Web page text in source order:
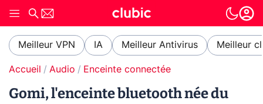
Meilleur VPN IA Meilleur Antivirus Meilleur
Accueil Audio Enceinte connectée
Gomi, l'enceinte bluetooth née du